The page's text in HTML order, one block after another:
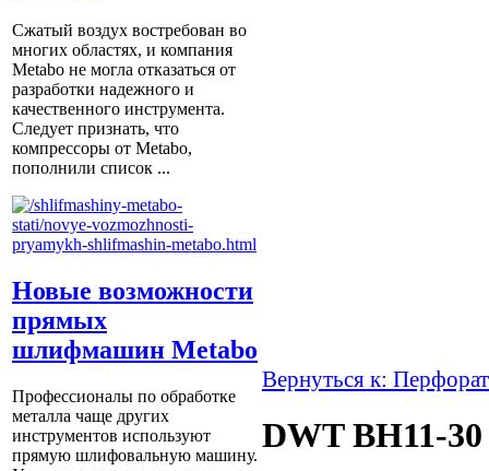
Сжатый воздух востребован во
многих областях, и компания
Metabo не могла отказаться от
разработки надежного и
качественного инструмента.
Следует признать, что
компрессоры от Metabо,
пополнили список ...
Новые возможности
прямых
шлифмашин Metabo
Профессионалы по обработке
металла чаще других
инструментов используют
прямую шлифовальную машину.
Вернуться к:
DWT ВН11-